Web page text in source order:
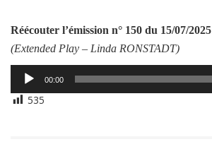
Réécouter l’émission n° 150 du 15/07/2025
(Extended Play – Linda RONSTADT)
Lecteur
audio
00:00
535